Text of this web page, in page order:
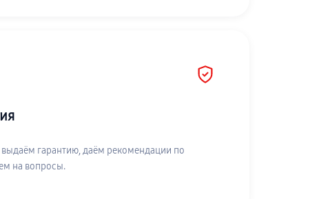
выдаём гарантию, даём рекомендации по
на вопросы.